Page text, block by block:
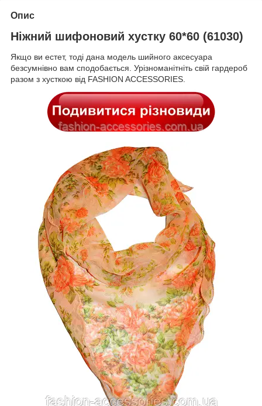
Опис
Ніжний шифоновий хустку 60*60 (61030)
Якщо ви естет, тоді дана модель шийного аксесуара
безсумнівно вам сподобається. Урізноманітніть свій гардероб
разом з хусткою від FASHION ACCESSORIES.